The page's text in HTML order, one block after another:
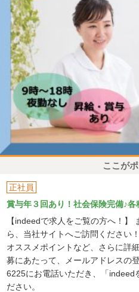
ここが
正社員
賞与年３回あり！社会保険完備♪各
【indeedで求人をご覧の方へ！
ら、当社サイトへご訪問ください
オススメポイントなど、さらに詳
募にあたって、メールアドレスの
6225にお電話いただき、「indeed
ださい。